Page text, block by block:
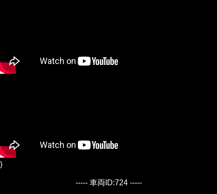
)
----- 車両ID:724 -----